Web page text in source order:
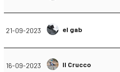
21-09-2023 el gab
16-09-2023 Il Crucco